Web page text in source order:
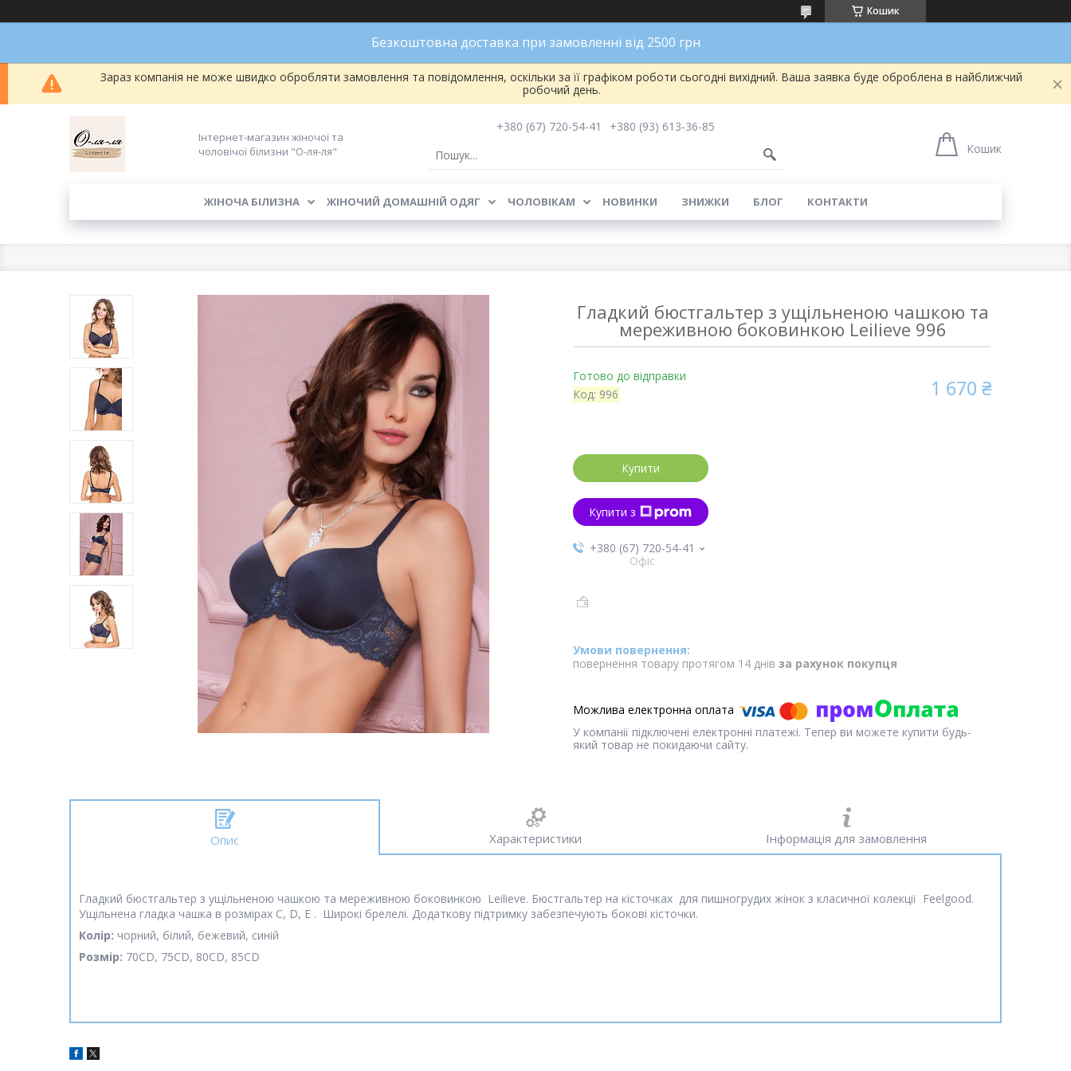
Кошик
Безкоштовна доставка при замовленні від 2500 грн
Зараз компанія не може швидко обробляти замовлення та повідомлення, оскільки за її графіком роботи сьогодні вихідний. Ваша заявка буде оброблена в найближчий
робочий день.
Інтернет-магазин жіночої та
чоловічої білизни "О-ля-ля"
+380 (67) 720-54-41
+380 (93) 613-36-85
Кошик
ЖІНОЧА БІЛИЗНА ЖІНОЧИЙ ДОМАШНІЙ ОДЯГ ЧОЛОВІКАМ НОВИНКИ ЗНИЖКИ БЛОГ КОНТАКТИ
Гладкий бюстгальтер з ущільненою чашкою та
мереживною боковинкою Leilieve 996
Готово до відправки
Код: 996 1 670 ₴
Купити
Купити з
+380 (67) 720-54-41
Офіс
повернення товару протягом 14 днів за рахунок покупця
У компанії підключені електронні платежі. Тепер ви можете купити будь-
який товар не покидаючи сайту.
Опис Характеристики Інформація для замовлення
Гладкий бюстгальтер з ущільненою чашкою та мереживною боковинкою Leilieve. Бюстгальтер на кісточках для пишногрудих жінок з класичної колекції Feelgood.
Ущільнена гладка чашка в розмірах C, D, E . Широкі брелелі. Додаткову підтримку забезпечують бокові кісточки.
Колір: чорний, білий, бежевий, синій
Розмір: 70СD, 75СD, 80СD, 85СD